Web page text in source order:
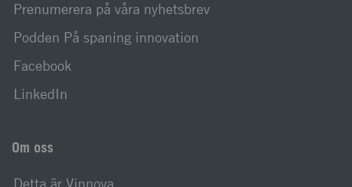
Prenumerera på våra nyhetsbrev
Podden På spaning innovation
Facebook
LinkedIn
Om oss
Detta är Vinnova